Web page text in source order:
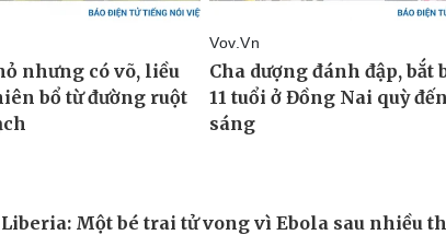
Liberia: Một bé trai tử vong vì Ebola sau nhiều